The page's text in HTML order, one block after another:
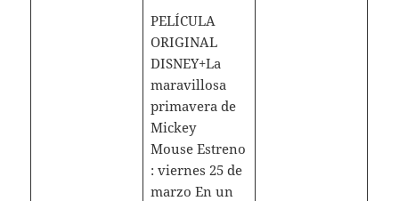
PELÍCULA
ORIGINAL
DISNEY+La
maravillosa
primavera de
Mickey
Mouse Estreno
: viernes 25 de
marzo En un